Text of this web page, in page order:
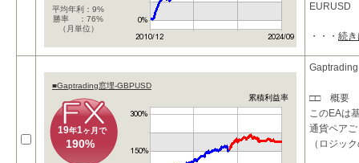
平均年利：9%
勝率 ：76%
（月単位）
EURUSD
●パラメー
・・・ 続
■Gaptrading窓埋-GBPUSD
累積利益率
19年1ヶ月で
190%
□□ 概要
このEAは
通貨ペア
（ロジッ